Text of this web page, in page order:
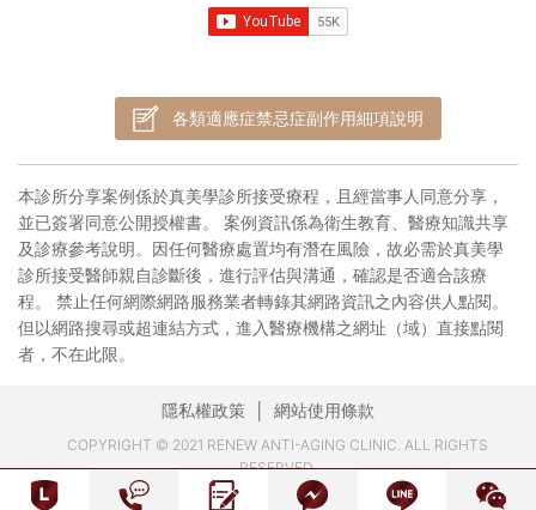
各類適應症禁忌症副作用細項說明
本診所分享案例係於真美學診所接受療程，且經當事人同意分享，
並已簽署同意公開授權書。 案例資訊係為衛生教育、醫療知識共享
及診療參考說明。因任何醫療處置均有潛在風險，故必需於真美學
診所接受醫師親自診斷後，進行評估與溝通，確認是否適合該療
程。 禁止任何網際網路服務業者轉錄其網路資訊之內容供人點閱。
但以網路搜尋或超連結方式，進入醫療機構之網址（域）直接點閱
者，不在此限。
隱私權政策 網站使用條款
COPYRIGHT © 2021 RENEW ANTI-AGING CLINIC. ALL RIGHTS
RESERVED.
DESIGN-VIPCASE